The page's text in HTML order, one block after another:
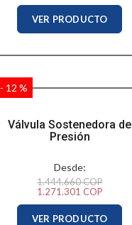
VER PRODUCTO
Válvula Sostenedora de
Presión
- 12 %
Desde:
1.444.660 COP
1.271.301 COP
VER PRODUCTO